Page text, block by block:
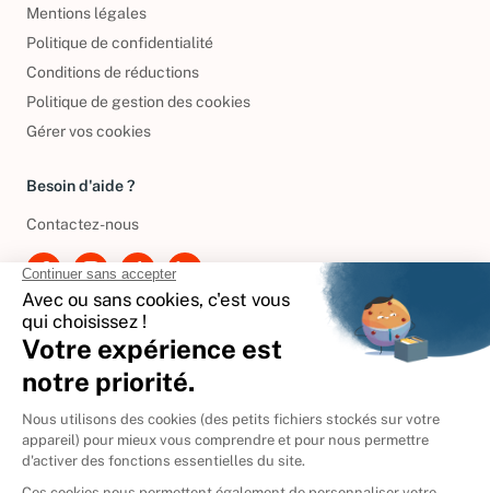
Mentions légales
Politique de confidentialité
Conditions de réductions
Politique de gestion des cookies
Gérer vos cookies
Besoin d'aide ?
Contactez-nous
International
🇪🇸 Espagne
🇩🇪Allemagne
🇮🇹 Italie